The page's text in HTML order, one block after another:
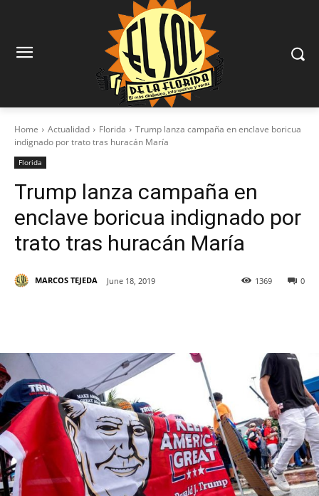
Home Actualidad Florida
Trump lanza campaña en enclave boricua
indignado por trato tras huracán María
Florida
Trump lanza campaña en
enclave boricua indignado por
trato tras huracán María
MARCOS TEJEDA June 18, 2019 0
1369